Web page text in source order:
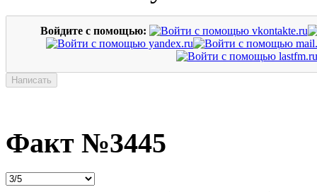
Войдите с помощью:
Факт №3445